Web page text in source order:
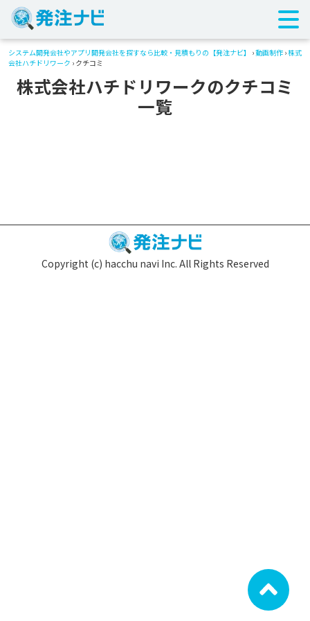
システム開発会社やアプリ開発会社を探すなら比較・見積もりの【発注ナビ】 ›動画制作 ›株式
会社ハチドリワーク › クチコミ
株式会社ハチドリワークのクチコミ
一覧
Copyright (c) hacchu navi Inc. All Rights Reserved